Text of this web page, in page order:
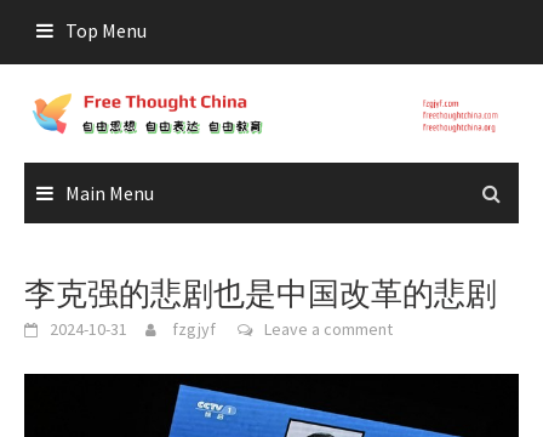
content
Top Menu
Main Menu
李克强的悲剧也是中国改革的悲剧
2024-10-31 fzgjyf Leave a comment